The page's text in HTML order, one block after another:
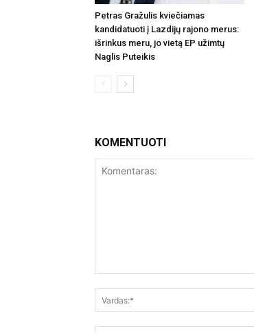
Petras Gražulis kviečiamas
kandidatuoti į Lazdijų rajono merus:
išrinkus meru, jo vietą EP užimtų
Naglis Puteikis
KOMENTUOTI